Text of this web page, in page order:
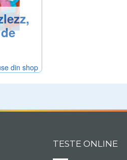
din shop
TESTE ONLINE